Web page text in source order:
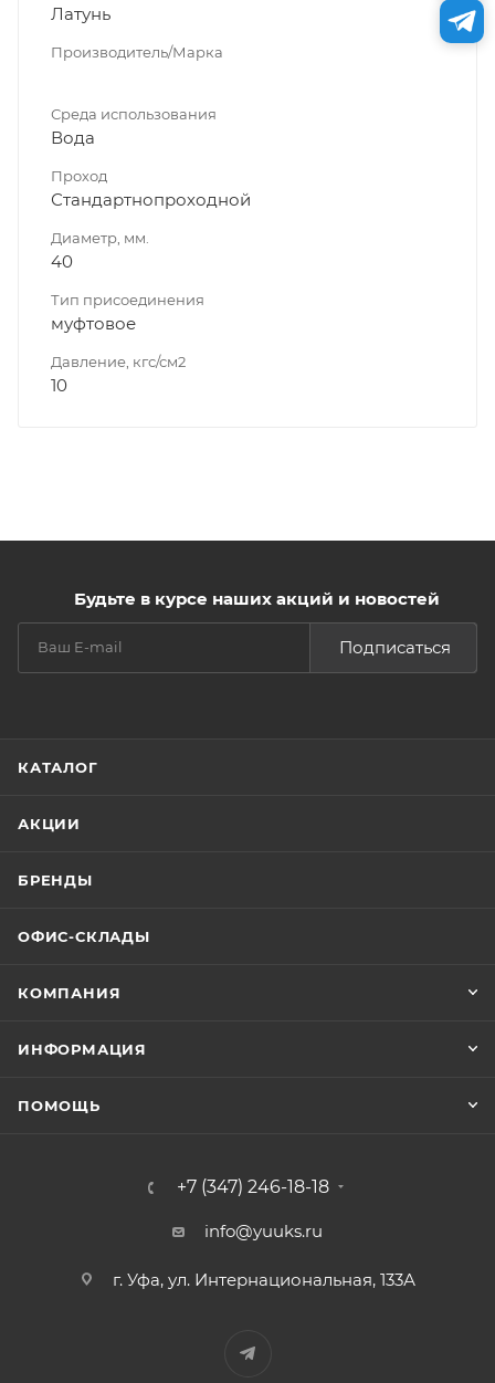
Латунь
Производитель/Марка
Среда использования
Вода
Проход
Стандартнопроходной
Диаметр, мм.
40
Тип присоединения
муфтовое
Давление, кгс/см2
10
Будьте в курсе наших акций и новостей
Подписаться
КАТАЛОГ
АКЦИИ
БРЕНДЫ
ОФИС-СКЛАДЫ
КОМПАНИЯ
ИНФОРМАЦИЯ
ПОМОЩЬ
+7 (347) 246-18-18
info@yuuks.ru
г. Уфа, ул. Интернациональная, 133А